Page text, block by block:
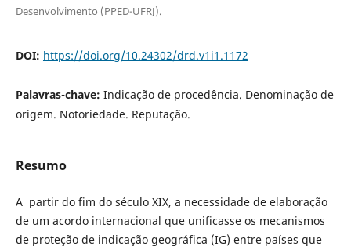
Desenvolvimento (PPED-UFRJ).
DOI: https://doi.org/10.24302/drd.v1i1.1172
Palavras-chave: Indicação de procedência. Denominação de
origem. Notoriedade. Reputação.
Resumo
A partir do fim do século XIX, a necessidade de elaboração
de um acordo internacional que unificasse os mecanismos
de proteção de indicação geográfica (IG) entre países que